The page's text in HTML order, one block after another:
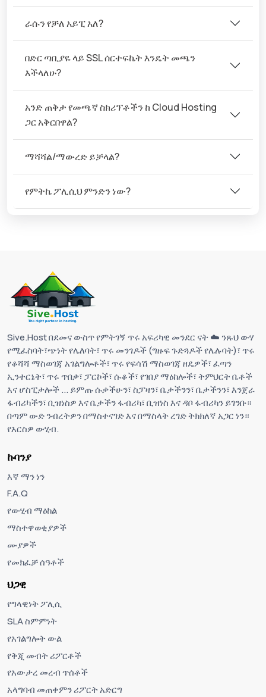
ራሱን የቻለ አይፒ አለ?
በድር ጣቢያዬ ላይ SSL ሰርተፍኬት እንዴት መጫን
እችላለሁ?
አንድ ጠቅታ የመጫኛ ስክሪፕቶችን ከ Cloud Hosting
ጋር አቅርበዋል?
ማሻሻል/ማውረድ ይቻላል?
የምትኬ ፖሊሲህ ምንድን ነው?
Sive.Host በደመና ውስጥ የምትገኝ ጥሩ አፍሪካዊ መንደር ናት ☁️ ንጹህ ውሃ
የሚፈስባት፣ጭነት የሌለባት፣ ጥሩ መንገዶች (ግዙፍ ጉድጓዶች የሌሉባት)፣ ጥሩ
የቆሻሻ ማስወገጃ አገልግሎቶች፣ ጥሩ የፍሳሽ ማስወገጃ ዘዴዎች፣ ፈጣን
ኢንተርኔት፣ ጥሩ ጥበቃ፣ ፓርኮች፣ ሱቆች፣ የገበያ ማዕከሎች፣ ትምህርት ቤቶች
እና ሆስፒታሎች ... ይምጡ ሱቃችሁን፣ ስፓዛን፣ ቤታችንን፣ ቤታችንን፣ እንጀራ
ፋብሪካችን፣ ቢዝነስዎ እና ቤታችን ፋብሪካ፣ ቢዝነስ እና ዳቦ ፋብሪካን ይገንቡ።
በጣም ውድ ንብረትዎን በማስተናገድ እና በማስላት ረገድ ትክክለኛ አጋር ነን።
የእርስዎ ውሂብ.
ኩባንያ
እኛ ማን ነን
F.A.Q
የውሂብ ማዕከል
ማስተዋወቂያዎች
ሙያዎች
የመክፈቻ ሰዓቶች
ህጋዊ
የግላዊነት ፖሊሲ
SLA ስምምነት
የአገልግሎት ውል
የቅጂ መብት ሪፖርቶች
የአውታረ መረብ ጥሰቶች
አላግባብ መጠቀምን ሪፖርት አድርግ